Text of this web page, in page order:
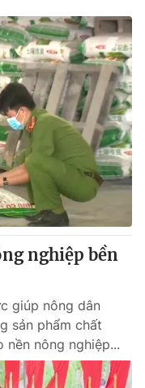
video
nghiệp bền
giúp nông dân
sản phẩm chất
nông nghiệp...